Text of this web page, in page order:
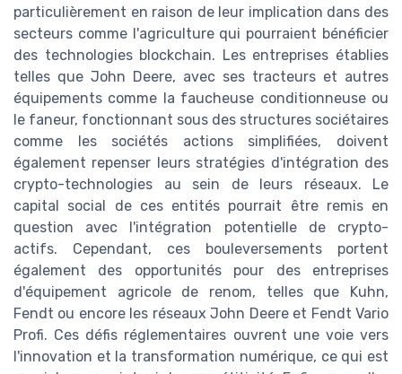
particulièrement en raison de leur implication dans des
secteurs comme l'agriculture qui pourraient bénéficier
des technologies blockchain. Les entreprises établies
telles que John Deere, avec ses tracteurs et autres
équipements comme la faucheuse conditionneuse ou
le faneur, fonctionnant sous des structures sociétaires
comme les sociétés actions simplifiées, doivent
également repenser leurs stratégies d'intégration des
crypto-technologies au sein de leurs réseaux. Le
capital social de ces entités pourrait être remis en
question avec l'intégration potentielle de crypto-
actifs. Cependant, ces bouleversements portent
également des opportunités pour des entreprises
d'équipement agricole de renom, telles que Kuhn,
Fendt ou encore les réseaux John Deere et Fendt Vario
Profi. Ces défis réglementaires ouvrent une voie vers
l'innovation et la transformation numérique, ce qui est